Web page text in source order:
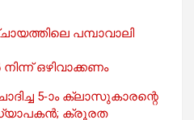
പമ്പാവാലി
ഒഴിവാക്കണം
5-ാം ക്ലാസുകാരന്റെ
ക്രൂരത